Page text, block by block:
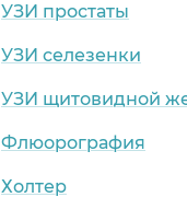
УЗИ простаты
УЗИ селезенки
УЗИ щитовидной
Флюорография
Холтер